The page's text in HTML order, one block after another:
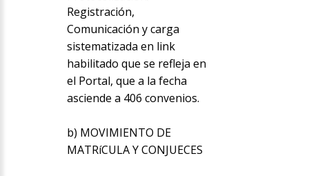
Registración,
Comunicación y carga
sistematizada en link
habilitado que se refleja en
el Portal, que a la fecha
asciende a 406 convenios.
b) MOVIMIENTO DE
MATRíCULA Y CONJUECES